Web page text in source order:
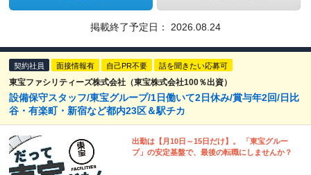
掲載終了予定日： 2026.08.24
契約社員 面接情報有 自己PR不要 話を聞きたい応募可
東宝ファシリティーズ株式会社（東宝株式会社100％出資）
設備保守スタッフ/東宝グループ/1日働いて2日休み/賞与年2回/日比
谷・有楽町・新宿など都内23区＆駅チカ
出勤は【月10日～15日だけ】。 「東宝グルー
プ」の安定基盤で、最後の転職にしませんか？